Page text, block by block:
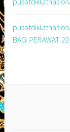
BAGI PERAWAT